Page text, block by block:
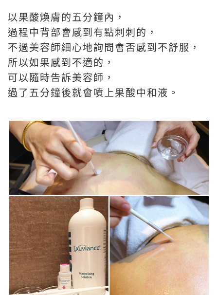
以果酸煥膚的五分鐘內，
過程中背部會感到有點刺刺的，
不過美容師細心地詢問會否感到不舒服，
所以如果感到不適的，
可以隨時告訴美容師，
過了五分鐘後就會噴上果酸中和液。